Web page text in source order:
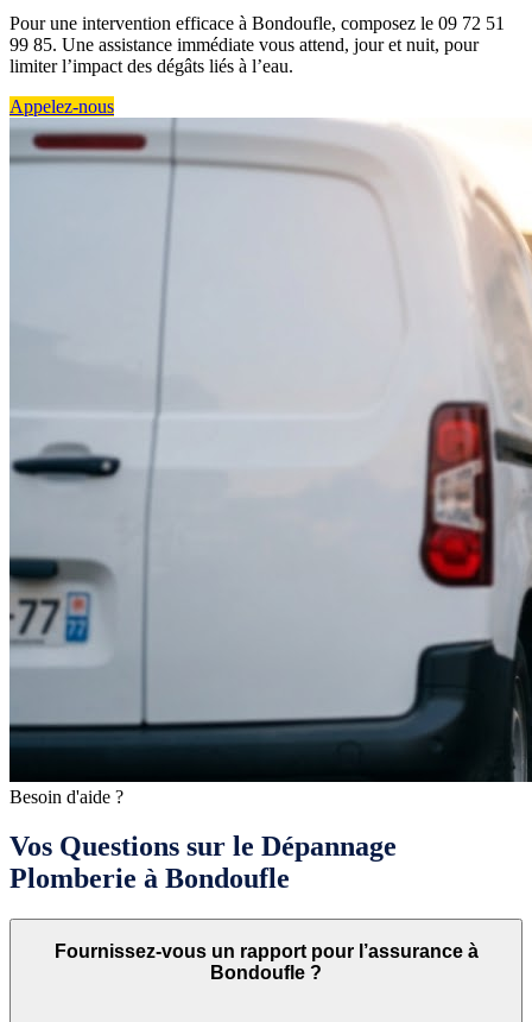
Pour une intervention efficace à Bondoufle, composez le 09 72 51
99 85. Une assistance immédiate vous attend, jour et nuit, pour
limiter l’impact des dégâts liés à l’eau.
Appelez-nous
Besoin d'aide ?
Vos Questions sur le Dépannage
Plomberie à Bondoufle
Fournissez-vous un rapport pour l’assurance à
Bondoufle ?